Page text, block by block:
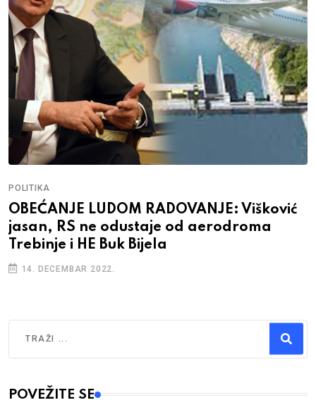
POLITIKA
OBEĆANJE LUDOM RADOVANJE: Višković
jasan, RS ne odustaje od aerodroma
Trebinje i HE Buk Bijela
14. DECEMBAR 2022.
Type 2 or more characters for results.
POVEŽITE SE